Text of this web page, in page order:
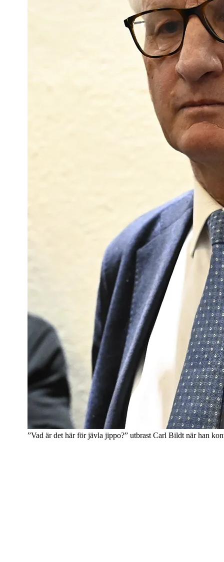
”Vad är det här för jävla jippo?” utbrast Carl Bildt när han